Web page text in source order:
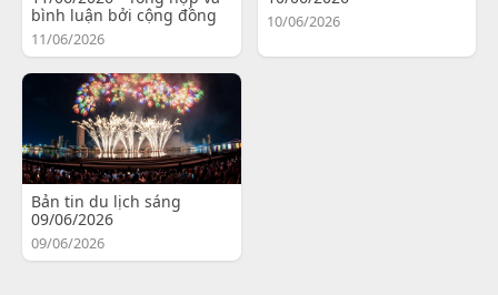
bình luận bởi cộng đồng
11/06/2026
10/06/2026
Bản tin du lịch sáng
09/06/2026
09/06/2026